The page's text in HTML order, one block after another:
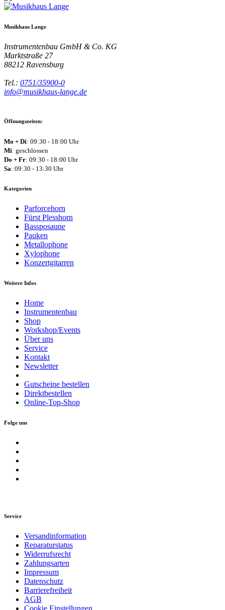
Musikhaus Lange
Instrumentenbau GmbH & Co. KG
Marktstraße 27
88212 Ravensburg
Tel.: 0751/35900-0
info@musikhaus-lange.de
Öffnungszeiten:
Mo + Di: 09:30 - 18:00 Uhr
Mi: geschlossen
Do + Fr: 09:30 - 18:00 Uhr
Sa: 09:30 - 13:30 Uhr
Kategorien
Parforcehorn
Fürst Plesshorn
Bassposaune
Pauken
Metallophone
Xylophone
Konzertgitarren
Weitere Infos
Home
Instrumentenbau
Shop
Workshop/Events
Über uns
Service
Kontakt
Newsletter
Gutscheine bestellen
Direktbestellen
Online-Top-Shop
Folge uns
Service
Versandinformation
Reparaturstatus
Widerrufsrecht
Zahlungsarten
Impressum
Datenschutz
Barrierefreiheit
AGB
Cookie Einstellungen